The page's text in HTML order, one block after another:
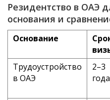
Резидентство в ОАЭ
основания и
Основание
Трудоустройство
в ОАЭ
2–3
года